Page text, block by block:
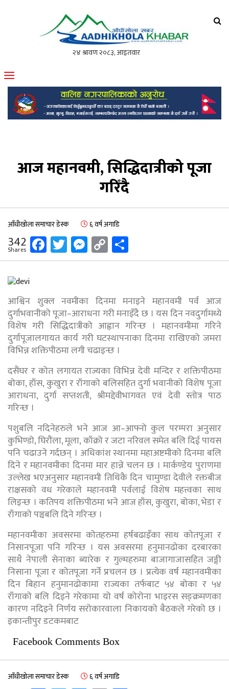
मोफसलकै लोकप्रिय अनलाइन पत्रिका
आज महानवमी, सिद्धिदात्रीको पूजा
गरिँदै
आँधीखोला समाचार डेस्क ६ वर्ष अगाडि
342
Shares Facebook
Twitter
Messenger
Copy
Link
आश्विन शुक्ल नवमीका दिनमा मनाइने महानवमी पर्व आज
दुर्गाभवानीको पूजा–आराधना गरी मनाइँदै छ । यस दिन नवदुर्गामध्ये
विशेष गरी सिद्धिदात्रीको आह्वान गरिन्छ । महानवमीमा गरिने
दुर्गापूजालगायत कार्य गरी घटस्थापनाका दिनमा राखिएको जमरा
विभिन्न शक्तिपीठमा लगी चढाइन्छ ।
दसैंघर र कोत लगायत राज्यका विभिन्न देवी मन्दिर र शक्तिपीठमा
बोका, हाँस, कुखुरा र राँगाको बलिसहित दुर्गा भवानीको विशेष पूजा
आराधना, दुर्गा सप्तशती, श्रीमद्देवीभागवत एवं देवी स्तोत्र पाठ
गरिन्छ ।
पशुबलि नदिनेहरुले भने आज आ–आफ्नो कुल परम्परा अनुसार
कुभिण्डो, घिरौंला, मूला, काँक्रो र जटा नरिवल समेत बलि दिई पायस
पनि चढाउने गर्दछन् । अधिकांश स्थानमा महाअष्टमीको दिनमा बलि
दिने र महानवमीका दिनमा मार हान्ने चलन छ । मार्कण्डेय पुराणमा
उल्लेख भएअनुसार महानवमी तिथिकै दिन चामुण्डा देवीले रक्तबीज
राक्षसको वध गरेकाले महानवमी पर्वलाई विशेष महत्त्वका साथ
लिइन्छ । कतिपय शक्तिपीठमा भने आज हाँस, कुखुरा, बोका, भेडा र
राँगाको पञ्चबलि दिने गरिन्छ ।
महानवमीका अवसरमा कोतहरुमा हर्षबढाइँका साथ कोतपूजा र
निसानपूजा पनि गरिन्छ । यस अवसरमा हनुमानढोका दरबारका
साथै नेपाली सेनाका ब्यारेक र गुल्महरुमा बाजागाजासहित जङ्गी
निसाना पूजा र कोतपूजा गर्ने प्रचलन छ । प्रत्येक वर्ष महानवमीका
दिन बिहान हनुमानढोकामा राज्यका तर्फबाट ५४ बोका र ५४
राँगाको बलि दिइने गरेकामा यो वर्ष कोरोना भाइरस सङ्क्रमणका
कारण नदिइने निर्णय सरोकारवाला निकायको बैठकले गरेको छ ।
इकान्तीपुर डटकमबाट
Facebook Comments Box
आँधीखोला समाचार डेस्क ६ वर्ष अगाडि